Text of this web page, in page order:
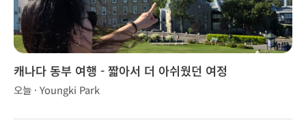
캐나다 동부 여행 - 짧아서 더 아쉬웠던 여정
오늘 · Youngki Park